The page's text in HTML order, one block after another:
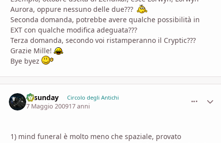
Aurora, oppure nessuno delle due???
Seconda domanda, potrebbe avere qualche possibilità in
EXT con qualche modifica adeguata???
Terza domanda, secondo voi ristamperanno il Cryptic???
Grazie Mille!
Bye byez
allsunday Circolo degli Antichi
7 Maggio 200917 anni
1) mind funeral è molto meno che spaziale, provato